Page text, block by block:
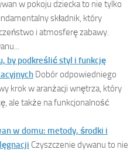
w pokoju dziecka to nie tylko
składnik, który
i atmosferę zabawy.
by podkreślić styl i funkcję
Dobór odpowiedniego
krok w aranżacji wnętrza, który
ale także na funkcjonalność
w domu: metody, środki i
Czyszczenie dywanu to nie